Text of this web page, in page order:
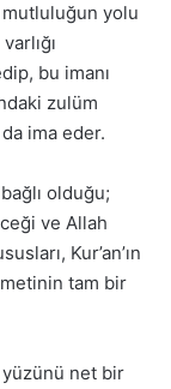
yolu
bu imanı
zulüm
ima eder.
olduğu;
ve Allah
Kur’an’ın
tam bir
net bir